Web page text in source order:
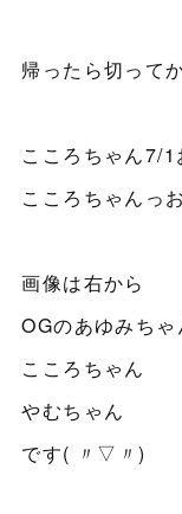
帰ったら切って
こころちゃん7/
こころちゃんっ
画像は右から
OGのあゆみちゃ
こころちゃん
やむちゃん
です( 〃▽〃)